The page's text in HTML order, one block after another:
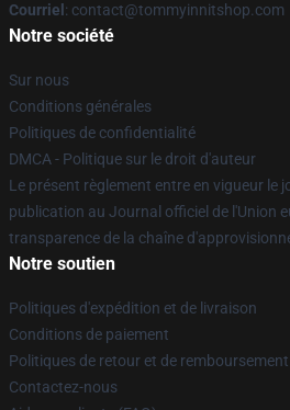
Courriel : contact@tommyinnitshop.com
Notre société
Sur nous
Conditions générales
Politiques de confidentialité
DMCA - Politique sur le droit d'auteur
Le présent règlement entre en vigueur le
publication au Journal officiel de l'Union
transparence de la chaîne
Notre soutien
Politiques d'expédition et de livraison
Conditions de paiement
Politiques de retour et de remboursement
Contactez-nous